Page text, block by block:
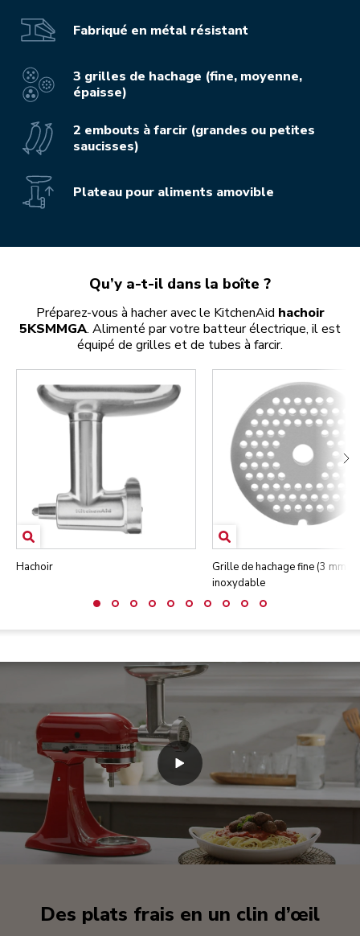
Fabriqué en métal résistant
3 grilles de hachage (fine, moyenne,
épaisse)
2 embouts à farcir (grandes ou petites
saucisses)
Plateau pour aliments amovible
Qu’y a-t-il dans la boîte ?
Préparez-vous à hacher avec le KitchenAid hachoir
5KSMMGA. Alimenté par votre batteur électrique, il est
équipé de grilles et de tubes à farcir.
Hachoir
Grille de hachage fine (3 mm)
inoxydable
Des plats frais en un clin d’œil